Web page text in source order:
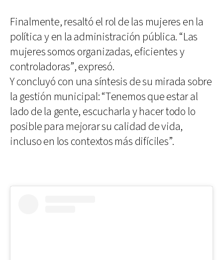
Finalmente, resaltó el rol de las mujeres en la
política y en la administración pública. “Las
mujeres somos organizadas, eficientes y
controladoras”, expresó.
Y concluyó con una síntesis de su mirada sobre
la gestión municipal: “Tenemos que estar al
lado de la gente, escucharla y hacer todo lo
posible para mejorar su calidad de vida,
incluso en los contextos más difíciles”.